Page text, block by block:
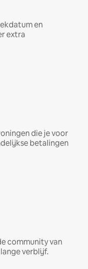
en
extra
die je voor
betalingen
community van
verblijf.